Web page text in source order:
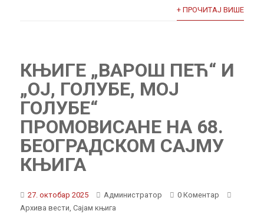
+ ПРОЧИТАЈ ВИШЕ
КЊИГЕ „ВАРОШ ПЕЋ“ И
„ОЈ, ГОЛУБЕ, МОЈ
ГОЛУБЕ“
ПРОМОВИСАНЕ НА 68.
БЕОГРАДСКОМ САЈМУ
КЊИГА
27. октобар 2025 Администратор
0 Коментар
Архива вести,Сајам књига